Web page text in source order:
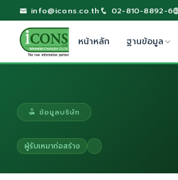
info@icons.co.th 02-810-8892-6
หน้าหลัก ฐานข้อมูล
ข้อมูลบริษัท
ผู้รับเหมาก่อสร้าง